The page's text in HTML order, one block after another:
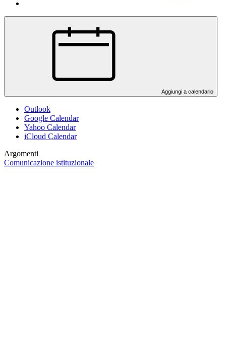
Aggiungi a calendario
Outlook
Google Calendar
Yahoo Calendar
iCloud Calendar
Argomenti
Comunicazione istituzionale